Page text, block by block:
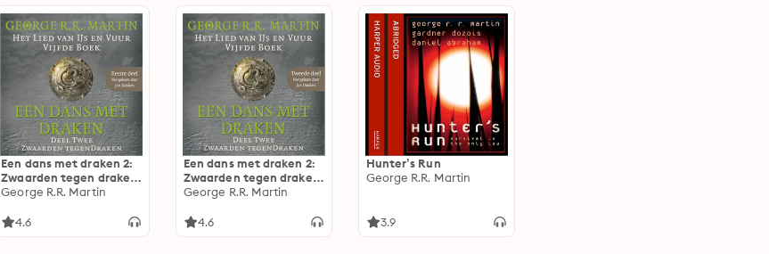
Een dans met draken 2:
Zwaarden tegen draken
- Eerste deel: Het lied
George R.R. Martin
4.6
Een dans met draken 2:
Zwaarden tegen draken
- Tweede deel: Het lied
George R.R. Martin
4.6
Hunter’s Run
George R.R. Martin
3.9